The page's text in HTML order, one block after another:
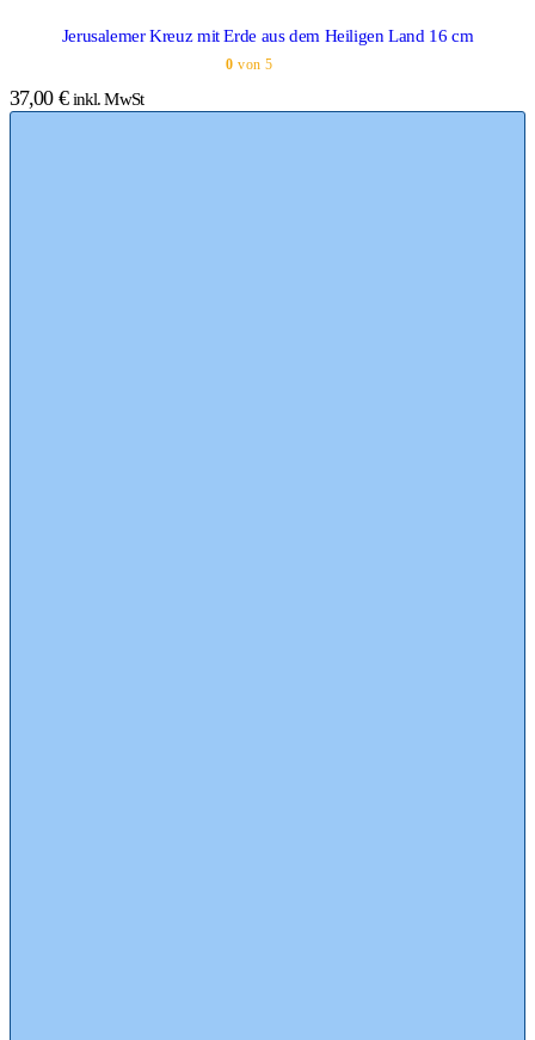
Jerusalemer Kreuz mit Erde aus dem Heiligen Land 16 cm
0 von 5
37,00 € inkl. MwSt